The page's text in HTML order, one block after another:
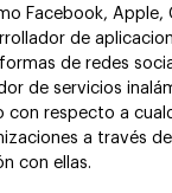
Facebook, Apple,
de
de redes
de servicios
con respecto a
a través
con ellas.